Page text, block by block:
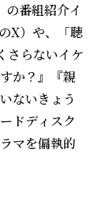
番組紹介イ
X）や、「聴
さらないイケ
か？』『親
ないきょう
ドディスク
マを偏執的